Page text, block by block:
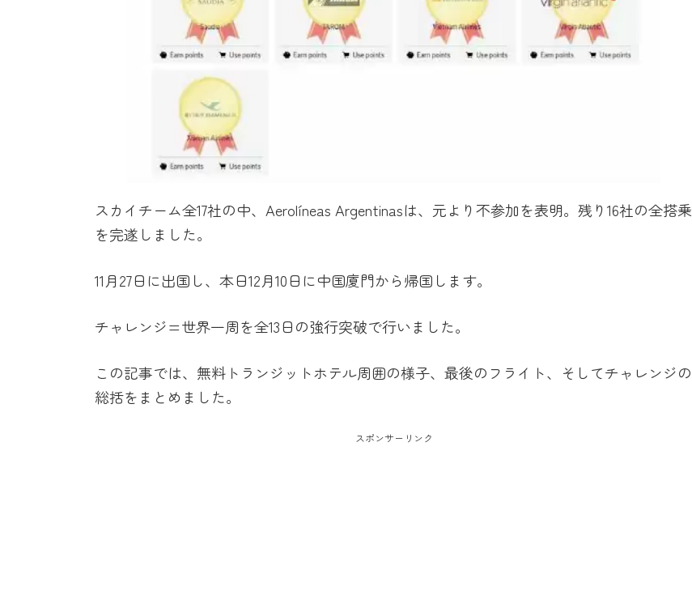
スカイチーム全17社の中、Aerolíneas Argentinasは、元より不参加を表明。残り16社の全搭乗
を完遂しました。
11月27日に出国し、本日12月10日に中国廈門から帰国します。
チャレンジ=世界一周を全13日の強行突破で行いました。
この記事では、無料トランジットホテル周囲の様子、最後のフライト、そしてチャレンジの
総括をまとめました。
スポンサーリンク